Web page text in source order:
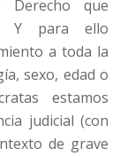
Derecho que
Y para ello
a toda la
sexo, edad o
estamos
judicial (con
de grave